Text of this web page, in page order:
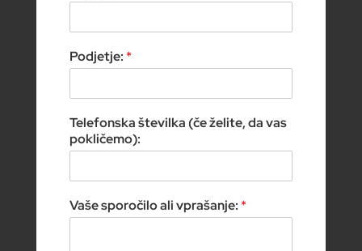
Podjetje: *
Telefonska številka (če želite, da vas
pokličemo):
Vaše sporočilo ali vprašanje: *